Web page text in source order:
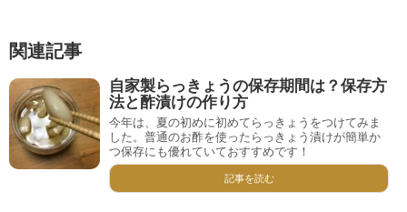
関連記事
自家製らっきょうの保存期間は？保存方
法と酢漬けの作り方
今年は、夏の初めに初めてらっきょうをつけてみま
した。普通のお酢を使ったらっきょう漬けが簡単か
つ保存にも優れていておすすめです！
記事を読む